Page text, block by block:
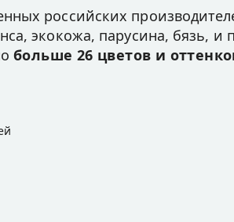
российских
экокожа, парусина, бязь, и
больше 26 цветов и